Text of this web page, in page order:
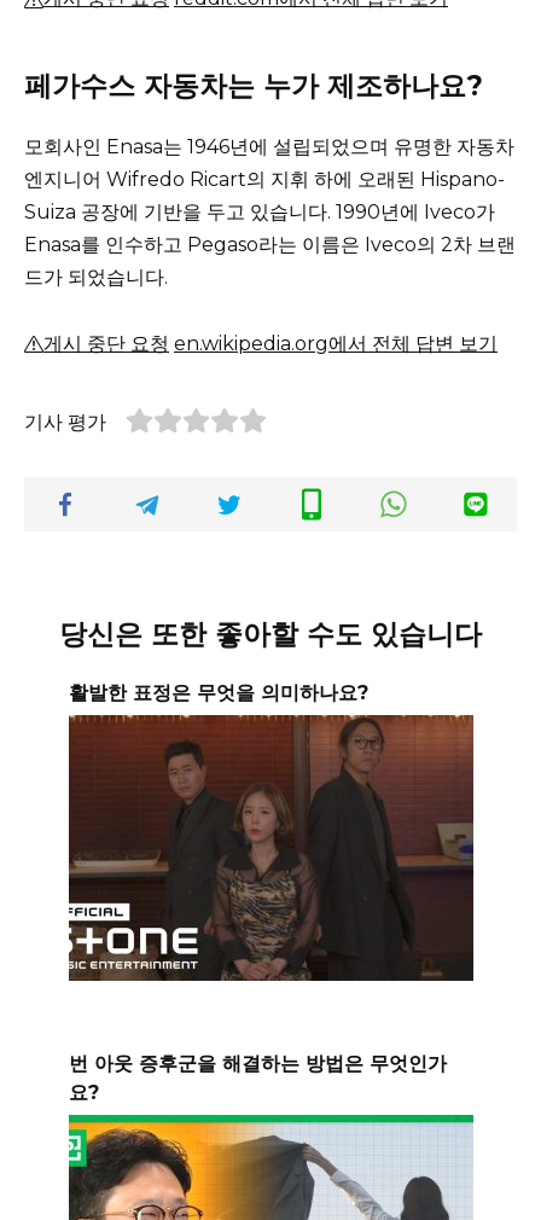
페가수스 자동차는 누가 제조하나요?
모회사인 Enasa는 1946년에 설립되었으며 유명한 자동차
엔지니어 Wifredo Ricart의 지휘 하에 오래된 Hispano-
Suiza 공장에 기반을 두고 있습니다. 1990년에 Iveco가
Enasa를 인수하고 Pegaso라는 이름은 Iveco의 2차 브랜
드가 되었습니다.
게시 중단 요청 en.wikipedia.org에서 전체 답변 보기
기사 평가
당신은 또한 좋아할 수도 있습니다
활발한 표정은 무엇을 의미하나요?
번 아웃 증후군을 해결하는 방법은 무엇인가
요?